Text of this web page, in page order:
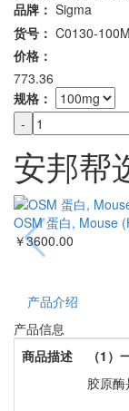
品牌： Sigma
货号： C0130-
价格：
773.36
规格：
-
安邦帮
OSM 蛋白, Mouse
￥3600.00
产品介绍
产品信息
商品描述
（1）
胶原